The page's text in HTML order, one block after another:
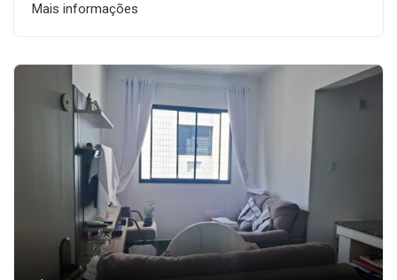
Mais informações